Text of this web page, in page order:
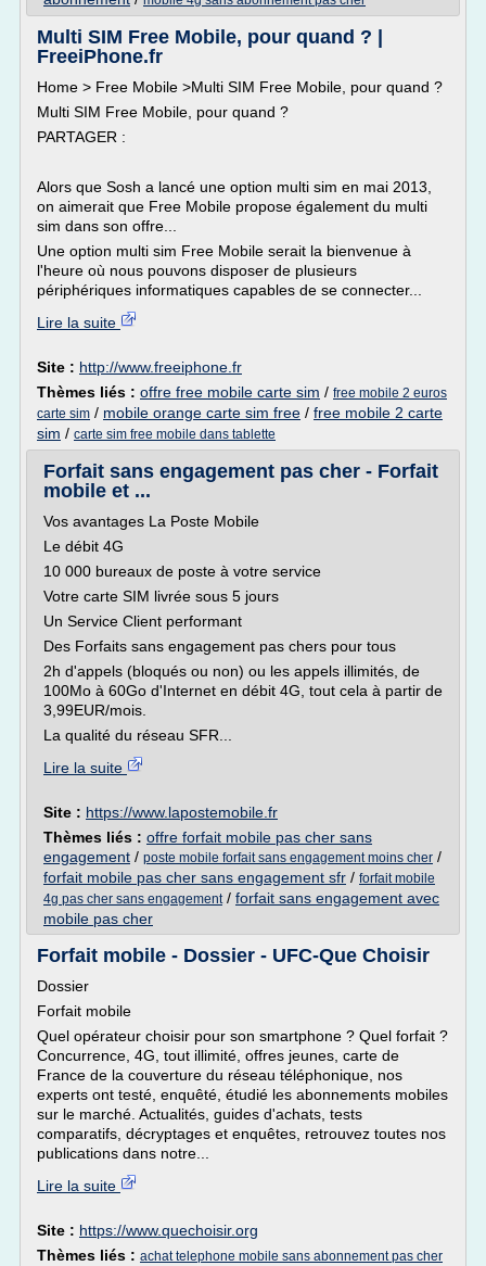
Multi SIM Free Mobile, pour quand ? |
FreeiPhone.fr
Home > Free Mobile >Multi SIM Free Mobile, pour quand ?
Multi SIM Free Mobile, pour quand ?
PARTAGER :
Alors que Sosh a lancé une option multi sim en mai 2013,
on aimerait que Free Mobile propose également du multi
sim dans son offre...
Une option multi sim Free Mobile serait la bienvenue à
l'heure où nous pouvons disposer de plusieurs
périphériques informatiques capables de se connecter...
Lire la suite
Site : http://www.freeiphone.fr
Thèmes liés : offre free mobile carte sim / free mobile 2 euros
carte sim / mobile orange carte sim free / free mobile 2 carte
sim / carte sim free mobile dans tablette
Forfait sans engagement pas cher - Forfait
mobile et ...
Vos avantages La Poste Mobile
Le débit 4G
10 000 bureaux de poste à votre service
Votre carte SIM livrée sous 5 jours
Un Service Client performant
Des Forfaits sans engagement pas chers pour tous
2h d'appels (bloqués ou non) ou les appels illimités, de
100Mo à 60Go d'Internet en débit 4G, tout cela à partir de
3,99EUR/mois.
La qualité du réseau SFR...
Lire la suite
Site : https://www.lapostemobile.fr
Thèmes liés : offre forfait mobile pas cher sans
engagement / poste mobile forfait sans engagement moins cher /
forfait mobile pas cher sans engagement sfr / forfait mobile
4g pas cher sans engagement/ forfait sans engagement avec
mobile pas cher
Forfait mobile - Dossier - UFC-Que Choisir
Dossier
Forfait mobile
Quel opérateur choisir pour son smartphone ? Quel forfait ?
Concurrence, 4G, tout illimité, offres jeunes, carte de
France de la couverture du réseau téléphonique, nos
experts ont testé, enquêté, étudié les abonnements mobiles
sur le marché. Actualités, guides d'achats, tests
comparatifs, décryptages et enquêtes, retrouvez toutes nos
publications dans notre...
Lire la suite
Site : https://www.quechoisir.org
Thèmes liés : achat telephone mobile sans abonnement pas cher